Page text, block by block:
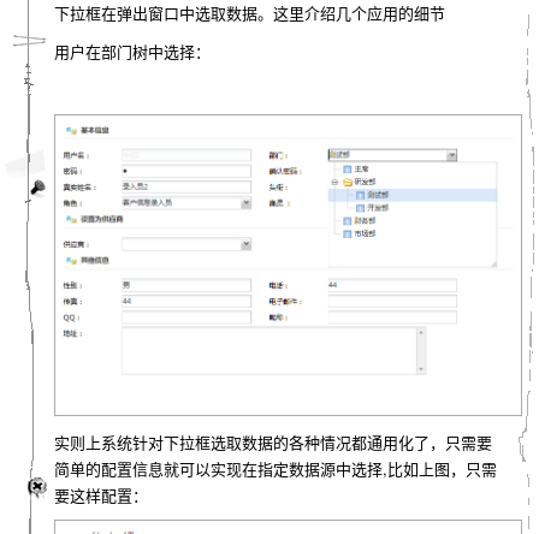
下拉框在弹出窗口中选取数据。这里介绍几个应用的细节
用户在部门树中选择：
实则上系统针对下拉框选取数据的各种情况都通用化了，只需要
简单的配置信息就可以实现在指定数据源中选择,比如上图，只需
要这样配置：